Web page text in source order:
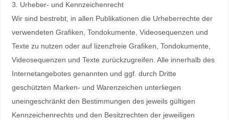
3. Urheber- und Kennzeichenrecht
Wir sind bestrebt, in allen Publikationen die Urheberrechte der
verwendeten Grafiken, Tondokumente, Videosequenzen und
Texte zu nutzen oder auf lizenzfreie Grafiken, Tondokumente,
Videosequenzen und Texte zurückzugreifen. Alle innerhalb des
Internetangebotes genannten und ggf. durch Dritte
geschützten Marken- und Warenzeichen unterliegen
uneingeschränkt den Bestimmungen des jeweils gültigen
Kennzeichenrechts und den Besitzrechten der jeweiligen